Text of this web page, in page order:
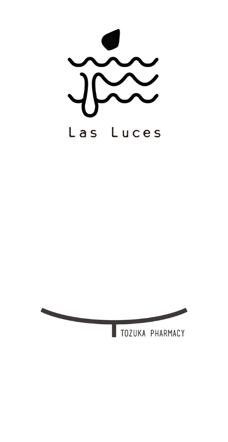
LAS LUCES (ARCHIVE)
2020
TOZUKA PHARMACY (ARCHIVE)
2020